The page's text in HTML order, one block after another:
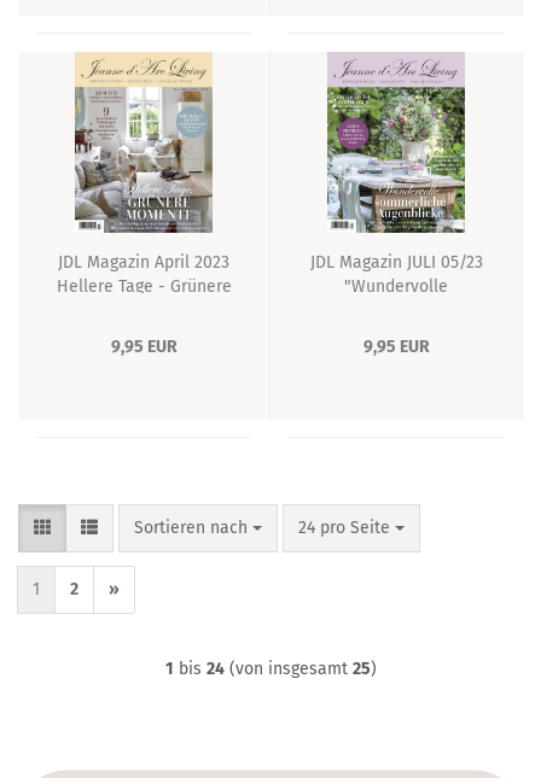
JDL Magazin April 2023
Hellere Tage - Grünere
9,95 EUR
JDL Magazin JULI 05/23
"Wundervolle
Ausgabe
9,95 EUR
Sortieren nach
Sortieren nach 24 pro Seite
pro Seite
1 2 »
1 bis 24(von insgesamt 25)